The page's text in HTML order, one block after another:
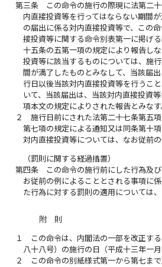
第三条
この命令の施行の際現に法第二
内直接投資等を行ってはならない期間
の届出に係る対内直接投資等で、この
接投資等に関する命令別表第一に掲げ
十五条の五第一項の規定により報告し
投資等に該当するものについては、施
間が満了したものとみなして、当該届
行日以後当該対内直接投資等を行うこ
いて、当該届出は、当該対内直接投資
項本文の規定によりされた報告とみなす
２
施行日前にされた法第二十七条第五
第七項の規定による通知又は同条第十
対内直接投資等については、なお従前の
（罰則に関する経過措置）
第四条
この命令の施行前にした行為及
お従前の例によることとされる事項に
た行為に対する罰則の適用については、
附 則
１
この命令は、内閣法の一部を改正す
八十八号）の施行の日（平成十三年一
２
この命令の別紙様式第一から第七ま